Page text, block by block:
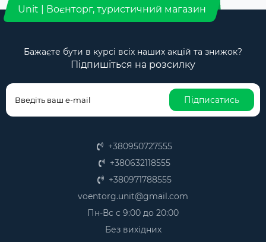
Unit | Воєнторг, туристичний магазин
Бажаєте бути в курсі всіх наших акцій та знижок?
Підпишіться на розсилку
Підписатись
+380950727555
+380632118555
+380971788555
voentorg.unit@gmail.com
Пн-Вс с 9:00 до 20:00
Без вихідних